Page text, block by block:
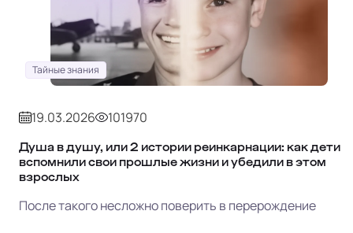
Тайные знания
19.03.2026 101970
Душа в душу, или 2 истории реинкарнации: как дети
вспомнили свои прошлые жизни и убедили в этом
взрослых
После такого несложно поверить в перерождение